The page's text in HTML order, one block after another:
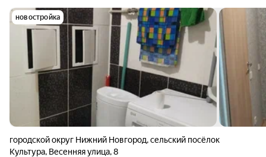
новостройка
городской округ Нижний Новгород,сельский посёлок
Культура, Весенняя улица,8